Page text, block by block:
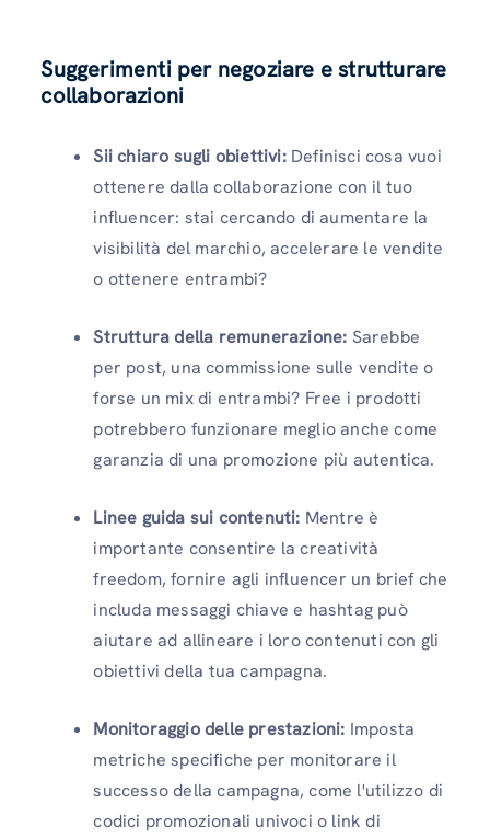
Suggerimenti per negoziare e strutturare
collaborazioni
Sii chiaro sugli obiettivi:Definisci cosa vuoi
ottenere dalla collaborazione con il tuo
influencer: stai cercando di aumentare la
visibilità del marchio, accelerare le vendite
o ottenere entrambi?
Struttura della remunerazione: Sarebbe
per post, una commissione sulle vendite o
forse un mix di entrambi? Free i prodotti
potrebbero funzionare meglio anche come
garanzia di una promozione più autentica.
Linee guida sui contenuti: Mentre è
importante consentire la creatività
freedom, fornire agli influencer un brief che
includa messaggi chiave e hashtag può
aiutare ad allineare i loro contenuti con gli
obiettivi della tua campagna.
Monitoraggio delle prestazioni: Imposta
metriche specifiche per monitorare il
successo della campagna, come l'utilizzo di
codici promozionali univoci o link di